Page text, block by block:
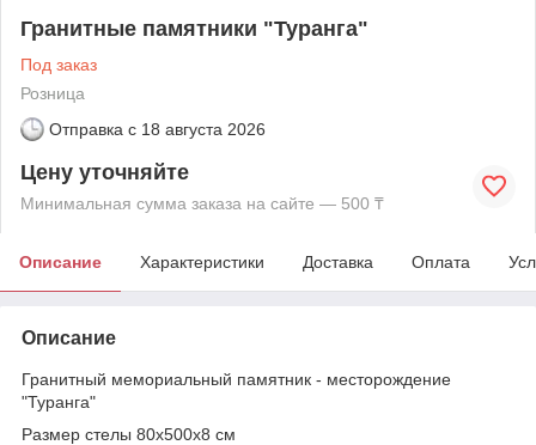
Гранитные памятники "Туранга"
Под заказ
Розница
Отправка с 18 августа 2026
Цену уточняйте
Минимальная сумма заказа на сайте — 500 ₸
Описание Характеристики Доставка Оплата
Описание
Гранитный мемориальный памятник - месторождение
"Туранга"
Размер стелы 80х500х8 см